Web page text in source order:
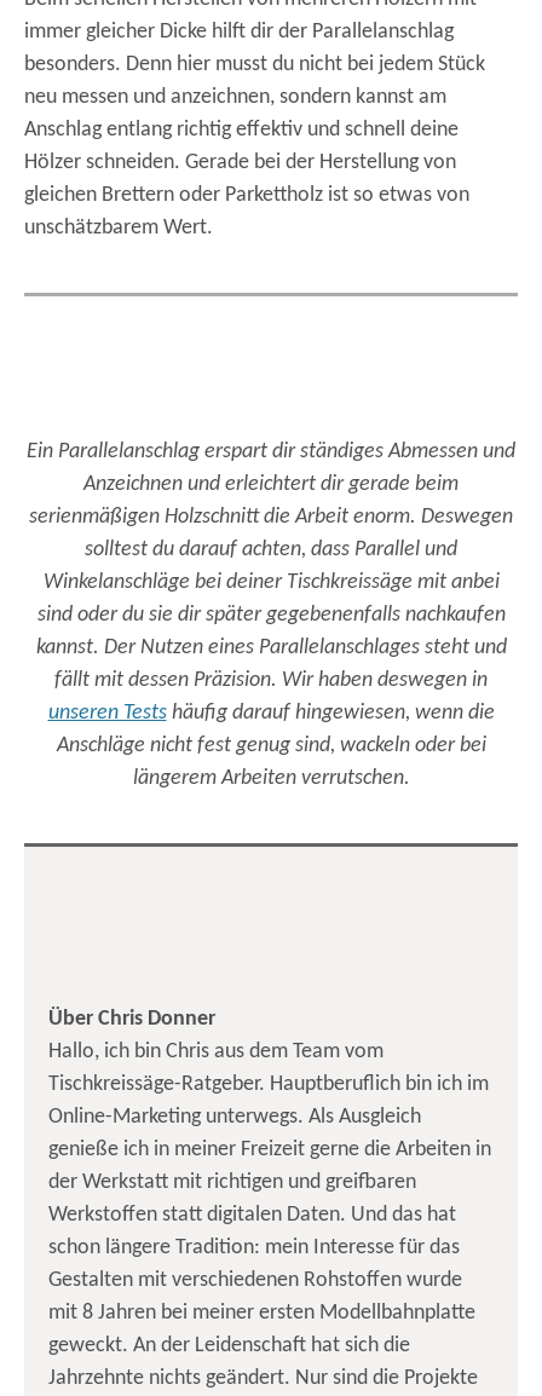
immer gleicher Dicke hilft dir der Parallelanschlag
besonders. Denn hier musst du nicht bei jedem Stück
neu messen und anzeichnen, sondern kannst am
Anschlag entlang richtig effektiv und schnell deine
Hölzer schneiden. Gerade bei der Herstellung von
gleichen Brettern oder Parkettholz ist so etwas von
unschätzbarem Wert.
Ein Parallelanschlag erspart dir ständiges Abmessen und
Anzeichnen und erleichtert dir gerade beim
serienmäßigen Holzschnitt die Arbeit enorm. Deswegen
solltest du darauf achten, dass Parallel und
Winkelanschläge bei deiner Tischkreissäge mit anbei
sind oder du sie dir später gegebenenfalls nachkaufen
kannst. Der Nutzen eines Parallelanschlages steht und
fällt mit dessen Präzision. Wir haben deswegen in
unseren Testshäufig darauf hingewiesen, wenn die
Anschläge nicht fest genug sind, wackeln oder bei
längerem Arbeiten verrutschen.
Über Chris Donner
Hallo, ich bin Chris aus dem Team vom
Tischkreissäge-Ratgeber. Hauptberuflich bin ich im
Online-Marketing unterwegs. Als Ausgleich
genieße ich in meiner Freizeit gerne die Arbeiten in
der Werkstatt mit richtigen und greifbaren
Werkstoffen statt digitalen Daten. Und das hat
schon längere Tradition: mein Interesse für das
Gestalten mit verschiedenen Rohstoffen wurde
mit 8 Jahren bei meiner ersten Modellbahnplatte
geweckt. An der Leidenschaft hat sich die
Jahrzehnte nichts geändert. Nur sind die Projekte